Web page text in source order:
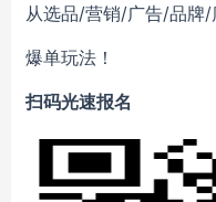
从选品/营销/广告/品牌/
爆单玩法！
扫码光速报名